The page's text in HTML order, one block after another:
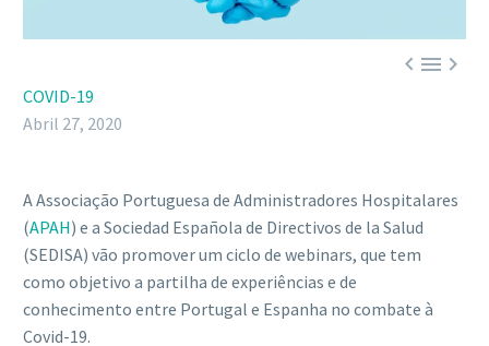

COVID-19
Abril 27, 2020
A Associação Portuguesa de Administradores Hospitalares
(APAH) e a Sociedad Española de Directivos de la Salud
(SEDISA) vão promover um ciclo de webinars, que tem
como objetivo a partilha de experiências e de
conhecimento entre Portugal e Espanha no combate à
Covid-19.